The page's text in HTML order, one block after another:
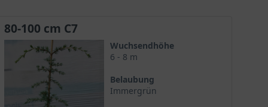
80-100 cm C7
Wuchsendhöhe
6 - 8 m
Belaubung
Immergrün